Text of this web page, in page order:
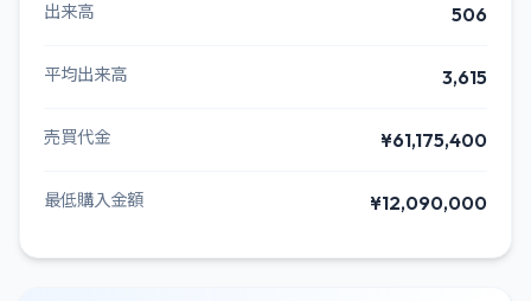
出来高 506
平均出来高 3,615
売買代金 ¥61,175,400
最低購入金額 ¥12,090,000